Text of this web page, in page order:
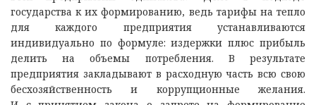
государства к их формированию, ведь тарифы на тепло
для каждого предприятия устанавливаются
индивидуально по формуле: издержки плюс прибыль
делить на объемы потребления. В результате
предприятия закладывают в расходную часть всю свою
бесхозяйственность и коррупционные желания.